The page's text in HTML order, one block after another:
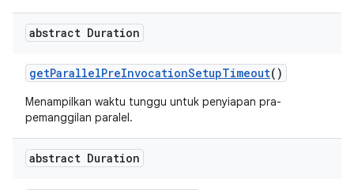
abstract Duration
getParallelPreInvocationSetupTimeout()
Menampilkan waktu tunggu untuk penyiapan pra-
pemanggilan paralel.
abstract Duration